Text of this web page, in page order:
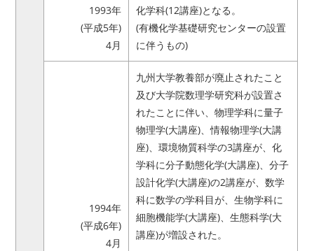
1993年
(平成5年)
4月
化学科(12講座)となる。
(有機化学基礎研究センターの設置
に伴うもの)
1994年
(平成6年)
4月
九州大学教養部が廃止されたこと
及び大学院数理学研究科が設置さ
れたことに伴い、物理学科に量子
物理学(大講座)、情報物理学(大講
座)、環境物質科学の3講座が、化
学科に分子動態化学(大講座)、分子
設計化学(大講座)の2講座が、数学
科に数学の学科目が、生物学科に
細胞機能学(大講座)、生態科学(大
講座)が増設された。